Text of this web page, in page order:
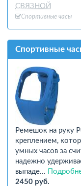
СВЯЗНОЙ
Спортивные часы
Спортивные
Ремешок на руку
креплением,
умных часов за
надежно
выпаде...
2450 руб.